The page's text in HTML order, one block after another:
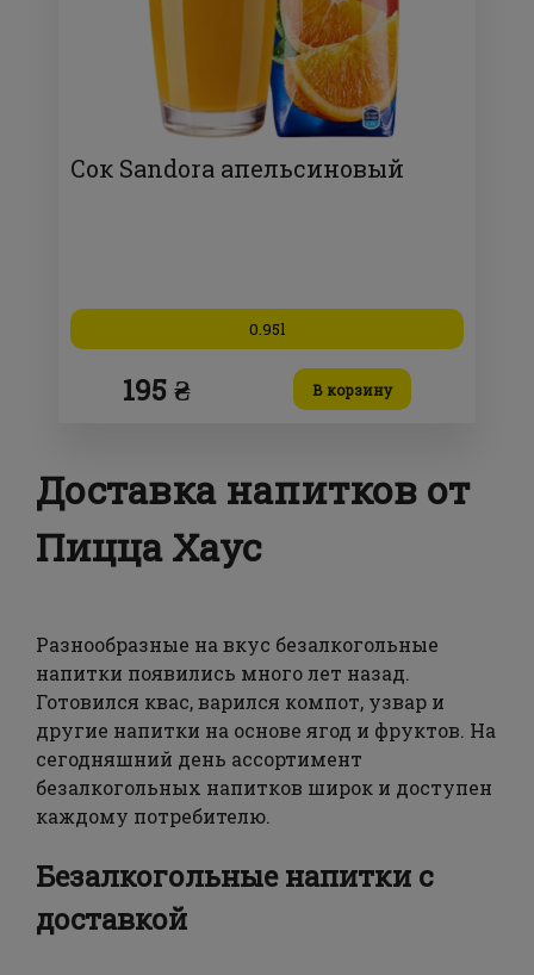
Сок Sandora апельсиновый
0.95l
195 ₴ В корзину
Доставка напитков от
Пицца Хаус
Разнообразные на вкус безалкогольные
напитки появились много лет назад.
Готовился квас, варился компот, узвар и
другие напитки на основе ягод и фруктов. На
сегодняшний день ассортимент
безалкогольных напитков широк и доступен
каждому потребителю.
Безалкогольные напитки с
доставкой